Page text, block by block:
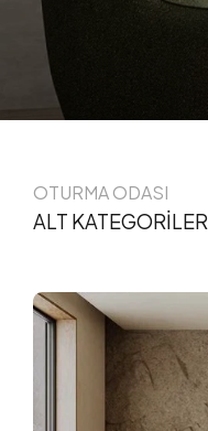
OTURMA ODASI
ALT KATEGORİLER